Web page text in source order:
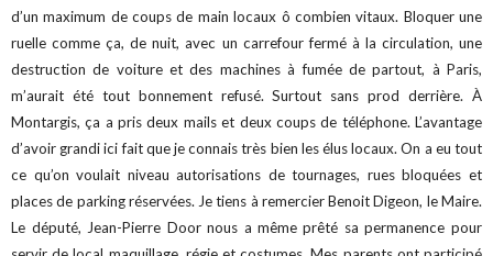
d’un maximum de coups de main locaux ô combien vitaux. Bloquer une
ruelle comme ça, de nuit, avec un carrefour fermé à la circulation, une
destruction de voiture et des machines à fumée de partout, à Paris,
m’aurait été tout bonnement refusé.Surtout sans prod derrière. À
Montargis, ça a pris deux mails et deux coups de téléphone. L’avantage
d’avoir grandi ici fait que je connais très bien les élus locaux. On a eu tout
ce qu’on voulait niveau autorisations de tournages, rues bloquées et
places de parking réservées. Je tiens à remercier Benoit Digeon, le Maire.
Le député, Jean-Pierre Door nous a même prêté sa permanence pour